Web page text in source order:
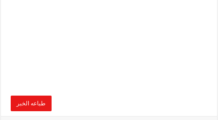
طباعه الخبر